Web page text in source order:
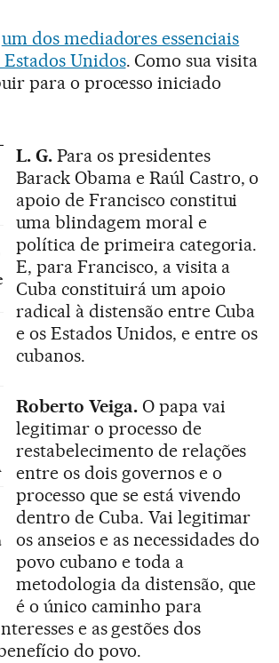
um dos mediadores essenciais
Unidos. Como sua visita
para o processo iniciado
L. G.Para os presidentes
Barack Obama e Raúl Castro, o
apoio de Francisco constitui
uma blindagem moral e
política de primeira categoria.
E, para Francisco, a visita a
Cuba constituirá um apoio
radical à distensão entre Cuba
e os Estados Unidos, e entre os
cubanos.
Roberto Veiga.O papa vai
legitimar o processo de
restabelecimento de relações
entre os dois governos e o
processo que se está vivendo
dentro de Cuba. Vai legitimar
os anseios e as necessidades do
povo cubano e toda a
metodologia da distensão, que
é o único caminho para
e as gestões dos
do povo.